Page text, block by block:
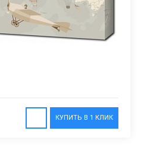
КУПИТЬ В 1 КЛИК